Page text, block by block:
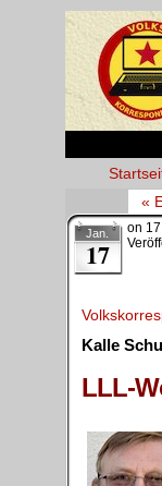
WAS
«
Jan.
17
on
Kalle
LLL-